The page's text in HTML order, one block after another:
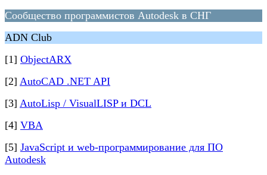
Сообщество программистов Autodesk в СНГ
ADN Club
[1] ObjectARX
[2] AutoCAD .NET API
[3] AutoLisp / VisualLISP и DCL
[4] VBA
[5] JavaScript и web-программирование для ПО
Autodesk